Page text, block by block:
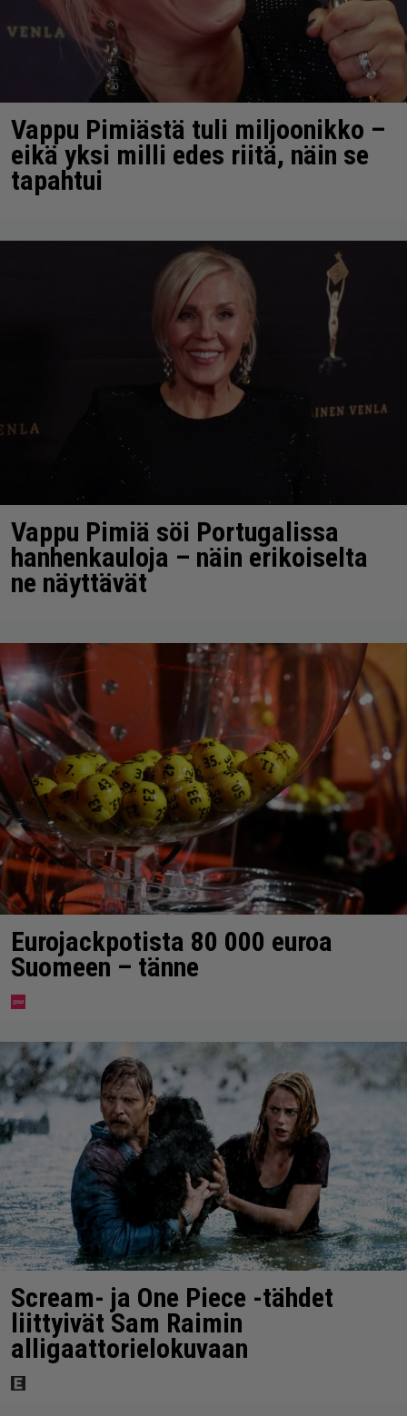
Vappu Pimiästä tuli miljoonikko –
eikä yksi milli edes riitä, näin se
tapahtui
Vappu Pimiä söi Portugalissa
hanhenkauloja – näin erikoiselta
ne näyttävät
Eurojackpotista 80 000 euroa
Suomeen – tänne
Scream- ja One Piece -tähdet
liittyivät Sam Raimin
alligaattorielokuvaan